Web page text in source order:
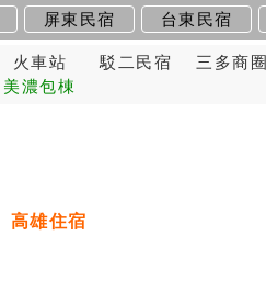
屏東民宿 台東民宿
火車站 駁二民宿 三多商圈
美濃包棟
高雄住宿